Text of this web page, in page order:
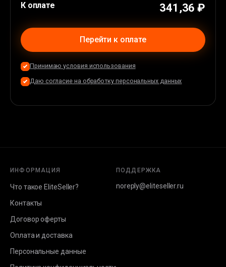
К оплате 341,36 ₽
Перейти к оплате
Принимаю условия использования
Даю согласие на обработку персональных данных
ИНФОРМАЦИЯ
Что такое EliteSeller?
Контакты
Договор оферты
Оплата и доставка
Персональные данные
ПОДДЕРЖКА
noreply@eliteseller.ru